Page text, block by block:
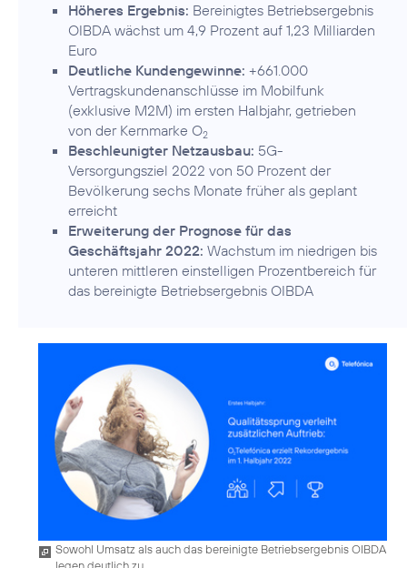
Höheres Ergebnis: Bereinigtes Betriebsergebnis
OIBDA wächst um 4,9 Prozent auf 1,23 Milliarden
Euro
Deutliche Kundengewinne: +661.000
Vertragskundenanschlüsse im Mobilfunk
(exklusive M2M) im ersten Halbjahr, getrieben
von der Kernmarke O2
Beschleunigter Netzausbau: 5G-
Versorgungsziel 2022 von 50 Prozent der
Bevölkerung sechs Monate früher als geplant
erreicht
Erweiterung der Prognose für das
Geschäftsjahr 2022: Wachstum im niedrigen bis
unteren mittleren einstelligen Prozentbereich für
das bereinigte Betriebsergebnis OIBDA
Sowohl Umsatz als auch das bereinigte Betriebsergebnis OIBDA
legen deutlich zu.